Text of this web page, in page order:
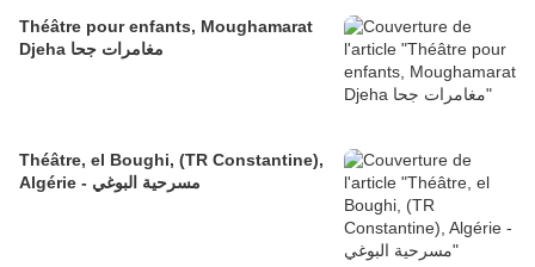
Théâtre pour enfants, Moughamarat
Djeha مغامرات جحا
Théâtre, el Boughi, (TR Constantine),
Algérie - مسرحية البوغي